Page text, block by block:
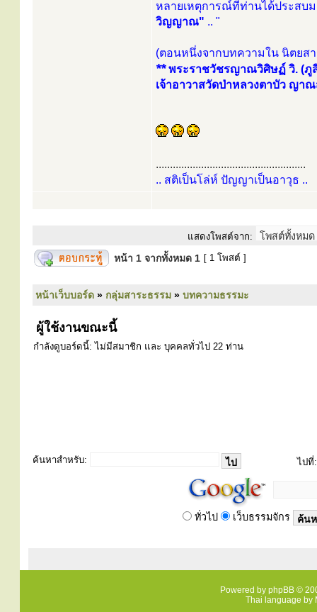
หลายเหตุการณ์ที่ท่านได้ประสบ
วิญญาณ" .. "
(ตอนหนึ่งจากบทความใน นิตยส
**พระราชวัชรญาณวิศิษฏ์ วิ. (ภู
เจ้าอาวาสวัดป่าหลวงตาบัว ญา
.....................................................
.. สติเป็นโล่ห์ ปัญญาเป็นอาวุธ ..
แสดงโพสต์จาก:
หน้า 1 จากทั้งหมด 1 [ 1 โพสต์ ]
หน้าเว็บบอร์ด » กลุ่มสาระธรรม » บทความธรรมะ
ผู้ใช้งานขณะนี้
กำลังดูบอร์ดนี้: ไม่มีสมาชิก และ บุคคลทั่วไป 22 ท่าน
ค้นหาสำหรับ: ไปที่:
ทั่วไป เว็บธรรมจักร
Powered by phpBB ©
Thai language by